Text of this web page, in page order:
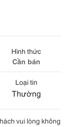
Hình thức
Cần bán
Loại tin
Thường
vui lòng không